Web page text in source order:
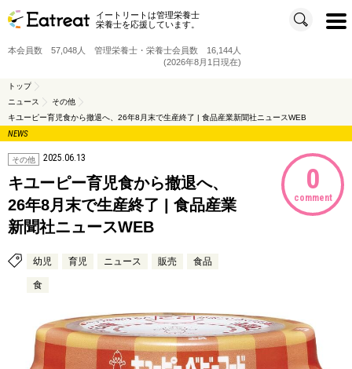
イートリートは管理栄養士
栄養士を応援しています。
t
o
i
本会員数 57,048人 管理栄養士・栄養士会員数 16,144人
(2026年8月1日現在)
トップ
ニュース
その他
キユーピー育児食から撤退へ、26年8月末で生産終了 | 食品産業新聞社ニュースWEB
NEWS
その他 2025.06.13
キユーピー育児食から撤退へ、
26年8月末で生産終了 | 食品産業
新聞社ニュースWEB
幼児 育児 ニュース 販売 食品
食
0
comment